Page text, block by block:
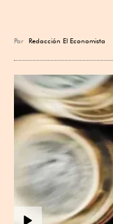
Por Redacción El Economista